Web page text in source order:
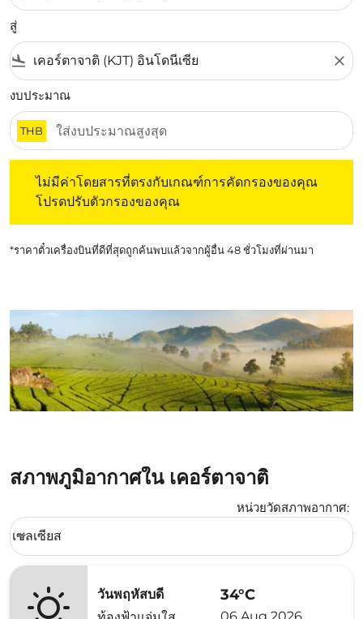
สู่
flight_land close
งบประมาณ
THB
ไม่มีค่าโดยสารที่ตรงกับเกณฑ์การคัดกรองของคุณ
โปรดปรับตัวกรองของคุณ
*ราคาตั๋วเครื่องบินที่ดีที่สุดถูกค้นพบแล้วจากผู้อื่น 48 ชั่วโมงที่ผ่านมา
สภาพภูมิอากาศใน เคอร์ตาจาติ
หน่วยวัดสภาพอากาศ:
Weather unit option เซลเซียส Selected
เซลเซียส
keyboard_arrow_down
วันพฤหัสบดี
34°C
06 Aug 2026